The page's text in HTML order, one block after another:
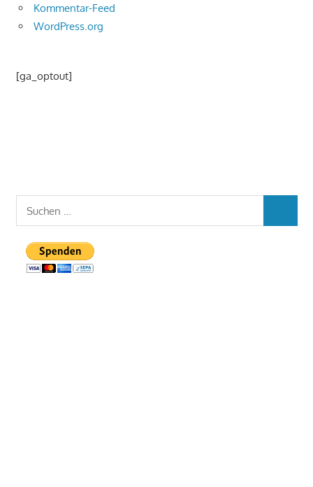
Kommentar-Feed
WordPress.org
[ga_optout]